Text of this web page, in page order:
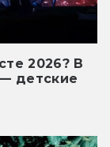
2026? В
детские